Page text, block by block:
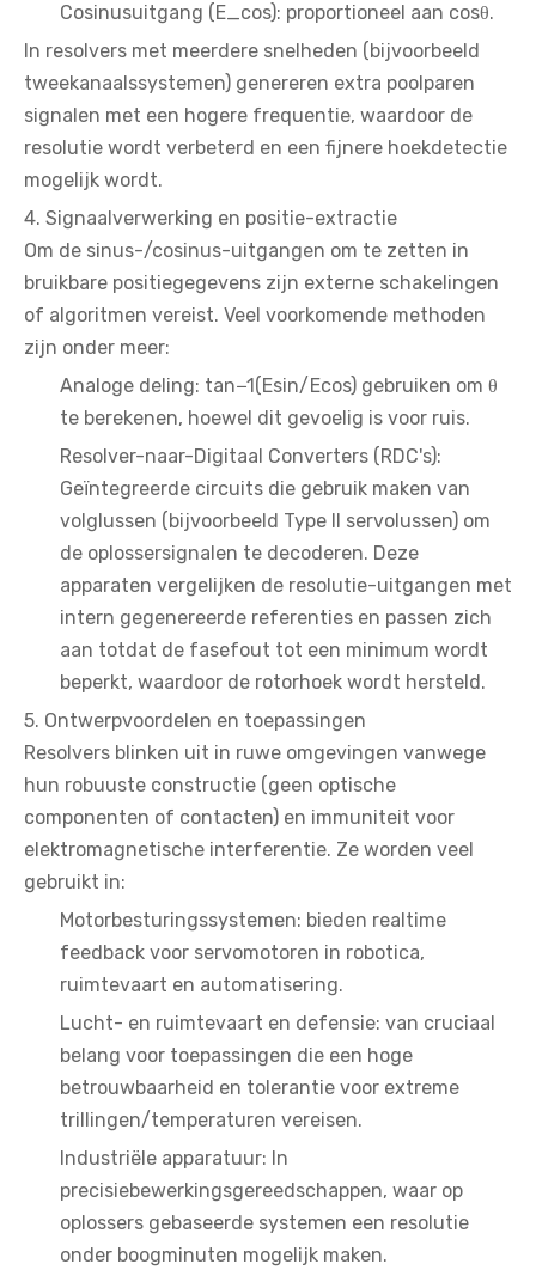
Cosinusuitgang (E_cos): proportioneel aan cosθ.
In resolvers met meerdere snelheden (bijvoorbeeld
tweekanaalssystemen) genereren extra poolparen
signalen met een hogere frequentie, waardoor de
resolutie wordt verbeterd en een fijnere hoekdetectie
mogelijk wordt.
4. Signaalverwerking en positie-extractie
Om de sinus-/cosinus-uitgangen om te zetten in
bruikbare positiegegevens zijn externe schakelingen
of algoritmen vereist. Veel voorkomende methoden
zijn onder meer:
Analoge deling: tan−1(Esin/Ecos) gebruiken om θ
te berekenen, hoewel dit gevoelig is voor ruis.
Resolver-naar-Digitaal Converters (RDC's):
Geïntegreerde circuits die gebruik maken van
volglussen (bijvoorbeeld Type II servolussen) om
de oplossersignalen te decoderen. Deze
apparaten vergelijken de resolutie-uitgangen met
intern gegenereerde referenties en passen zich
aan totdat de fasefout tot een minimum wordt
beperkt, waardoor de rotorhoek wordt hersteld.
5. Ontwerpvoordelen en toepassingen
Resolvers blinken uit in ruwe omgevingen vanwege
hun robuuste constructie (geen optische
componenten of contacten) en immuniteit voor
elektromagnetische interferentie. Ze worden veel
gebruikt in:
Motorbesturingssystemen: bieden realtime
feedback voor servomotoren in robotica,
ruimtevaart en automatisering.
Lucht- en ruimtevaart en defensie: van cruciaal
belang voor toepassingen die een hoge
betrouwbaarheid en tolerantie voor extreme
trillingen/temperaturen vereisen.
Industriële apparatuur: In
precisiebewerkingsgereedschappen, waar op
oplossers gebaseerde systemen een resolutie
onder boogminuten mogelijk maken.